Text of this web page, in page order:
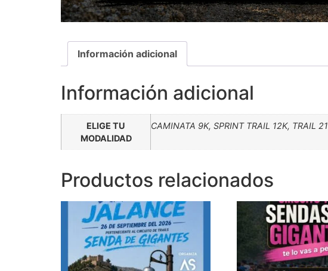
Información adicional
Información adicional
ELIGE TU
MODALIDAD
CAMINATA 9K, SPRINT TRAIL 12K, TRAIL 21
Productos relacionados